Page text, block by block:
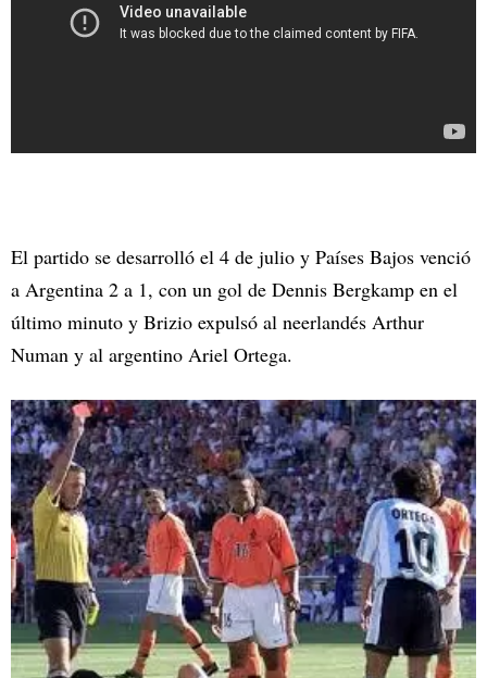
El partido se desarrolló el 4 de julio y Países Bajos venció
a Argentina 2 a 1, con un gol de Dennis Bergkamp en el
último minuto y Brizio expulsó al neerlandés Arthur
Numan y al argentino Ariel Ortega.